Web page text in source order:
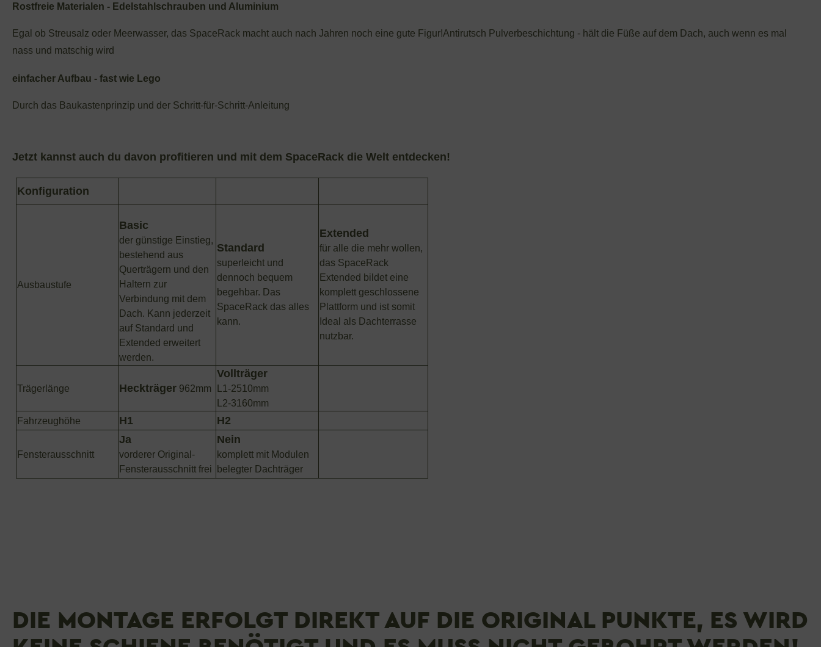
Rostfreie Materialen - Edelstahlschrauben und Aluminium
Egal ob Streusalz oder Meerwasser, das SpaceRack macht auch nach Jahren noch eine gute Figur!Antirutsch Pulverbeschichtung - hält die Füße auf dem Dach, auch wenn es mal
nass und matschig wird
einfacher Aufbau - fast wie Lego
Durch das Baukastenprinzip und der Schritt-für-Schritt-Anleitung
Jetzt kannst auch du davon profitieren und mit dem SpaceRack die Welt entdecken!
Konfiguration
Ausbaustufe
Basic
der günstige Einstieg,
bestehend aus
Querträgern und den
Haltern zur
Verbindung mit dem
Dach. Kann jederzeit
auf Standard und
Extended erweitert
werden.
Standard
superleicht und
dennoch bequem
begehbar. Das
SpaceRack das alles
kann.
Extended
für alle die mehr wollen,
das SpaceRack
Extended bildet eine
komplett geschlossene
Plattform und ist somit
Ideal als Dachterrasse
nutzbar.
Trägerlänge Heckträger 962mm
Vollträger
L1-2510mm
L2-3160mm
Fahrzeughöhe
H1 H2
Fensterausschnitt
Ja
vorderer Original-
Fensterausschnitt frei
Nein
komplett mit Modulen
belegter Dachträger
DIE MONTAGE ERFOLGT DIREKT AUF DIE ORIGINAL PUNKTE, ES WIRD